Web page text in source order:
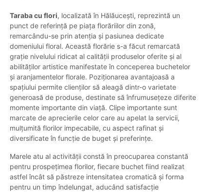
Taraba cu flori, localizată în Hălăucești, reprezintă un
punct de referință pe piața florăriilor din zonă,
remarcându-se prin atenția și pasiunea dedicate
domeniului floral. Această florărie s-a făcut remarcată
grație nivelului ridicat al calității produselor oferite și al
abilităților artistice manifestate în conceperea buchetelor
și aranjamentelor florale. Poziționarea avantajoasă a
spațiului permite clienților să aleagă dintr-o varietate
generoasă de produse, destinate să înfrumusețeze diferite
momente importante din viață. Clipe importante sunt
marcate de aprecierile celor care au apelat la servicii,
mulțumită florilor impecabile, cu aspect rafinat și
diversificate în funcție de buget și preferințe.
Marele atu al activității constă în preocuparea constantă
pentru prospețimea florilor, fiecare buchet fiind realizat
astfel încât să păstreze intensitatea cromatică și forma
pentru un timp îndelungat, aducând satisfacție